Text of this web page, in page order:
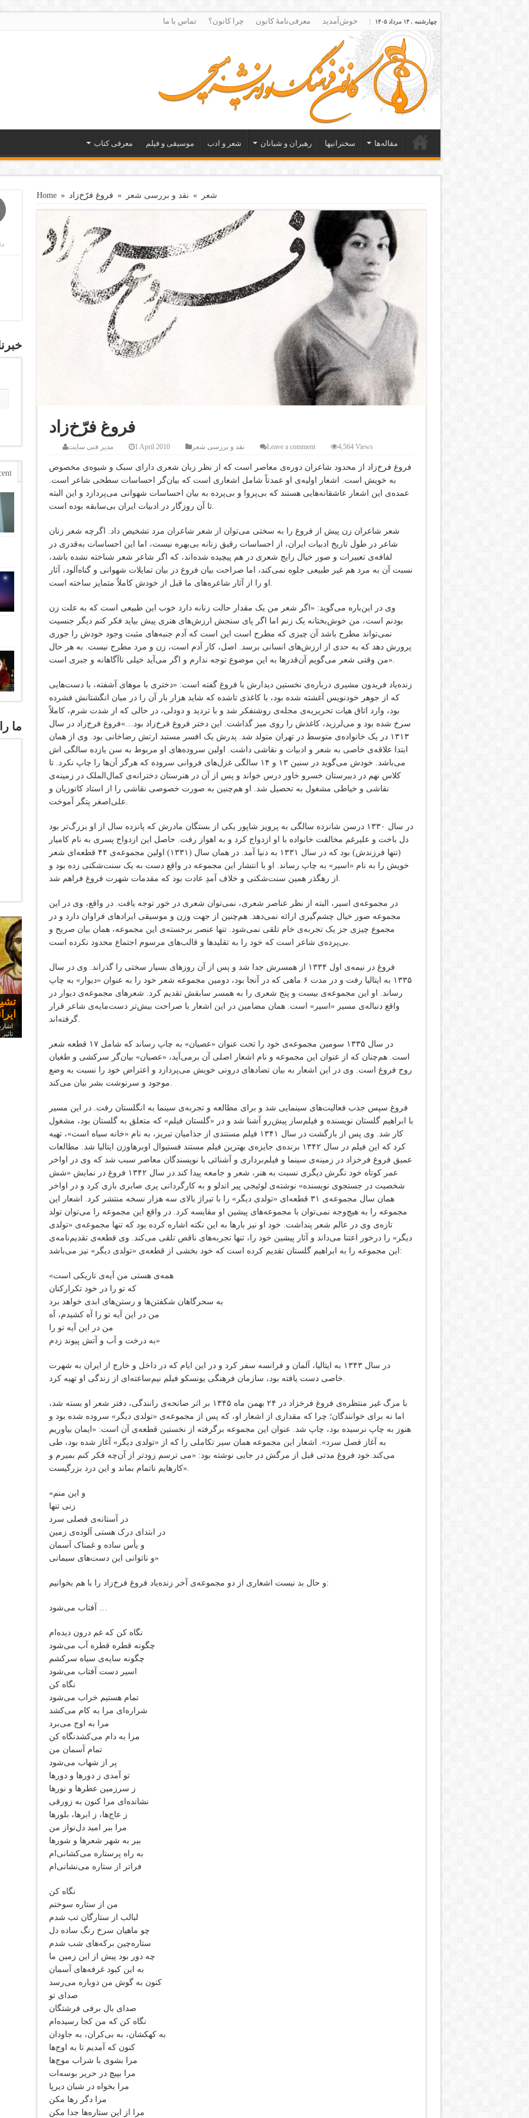
چهارشنبه , ۱۴ مرداد ۱۴۰۵ خوش‌آمدید معرفی‌نامۀ کانون چرا کانون؟ تماس با ما
مقاله‌ها سخنرانیها رهبران و شبانان شعر و ادب موسیقی و فیلم معرفی کتاب
Home » شعر » نقد و بررسی شعر » فروغ فرّخ‌زاد
فروغ فرّخ‌زاد
مدیر فنی سایت 1 April 2010 نقد و بررسی شعر Leave a comment 4,564 Views
فروغ فرخ‌زاد از محدود شاعران دوره‌ی معاصر است که از نظر زبان شعری دارای سبک و شیوه‌ی مخصوص
به خویش است. اشعار اولیه‌ی او عمدتاً شامل اشعاری است که بیان‌گر احساسات سطحی شاعر است.
عمده‌ی این اشعار عاشقانه‌هایی هستند که بی‌پروا و بی‌پرده به بیان احساسات شهوانی می‌پردازد و این البته
تا آن روزگار در ادبیات ایران بی‌سابقه بوده است.
شعر شاعران زن پیش از فروغ را به سختی می‌توان از شعر شاعران مرد تشخیص داد. اگرچه شعر زنان
شاعر در طول تاریخ ادبیات ایران، از احساسات رقیق زنانه بی‌بهره نیست، اما این احساسات به‌قدری در
لفافه‌ی تعبیرات و صور خیال رایج شعری در هم پیچیده شده‌اند، که اگر شاعر شعر شناخته نشده باشد،
نسبت آن به مرد هم غیر طبیعی جلوه نمی‌کند، اما صراحت بیان فروغ در بیان تمایلات شهوانی و گناه‌آلود، آثار
او را از آثار شاعره‌های ما قبل از خودش کاملاً متمایز ساخته است.
وی در این‌باره می‌گوید: «اگر شعر من یک مقدار حالت زنانه دارد خوب این طبیعی است که به علت زن
بودنم است، من خوش‌بختانه ‌یک زنم اما اگر پای سنجش ارزش‌های هنری پیش بیاید فکر کنم دیگر جنسیت
نمی‌تواند مطرح باشد آن چیزی که مطرح است این است که آدم جنبه‌های مثبت وجود خودش را جوری
پرورش دهد که به حدی از ارزش‌های انسانی برسد. اصل، کار آدم است، زن و مرد مطرح نیست. به هر حال
من وقتی شعر می‌گویم آن‌قدرها به این موضوع توجه ندارم و اگر می‌آید خیلی ناآگاهانه و جبری است».
زنده‌یاد فریدون مشیری درباره‌ی نخستین دیدارش با فروغ گفته است: «دختری با موهای آشفته، با دست‌هایی
که از جوهر خودنویس آغشته شده بود، با کاغذی تاشده که شاید هزار بار آن را در میان انگشتانش فشرده
بود، وارد اتاق هیات تحریریه‌ی مجله‌ی روشنفکر شد و با تردید و دودلی، در حالی که از شدت شرم، کاملاً
سرخ شده بود و می‌لرزید، کاغذش را روی میز گذاشت. این دختر فروغ فرخ‌زاد بود…»فروغ فرخ‌زاد در سال
١٣١٣ در یک خانواده‌ی متوسط در تهران متولد شد. پدرش یک افسر مستبد ارتش رضاخانی بود. وی از همان
ابتدا علاقه‌ی خاصی به شعر و ادبیات و نقاشی داشت. اولین سروده‌های او مربوط به سن یازده سالگی اش
می‌باشد. خودش می‌گوید در سنین ١٣ و ١۴ سالگی غزل‌های فروانی سروده که هرگز آن‌ها را چاپ نکرد. تا
کلاس نهم در دبیرستان خسرو خاور درس خواند و پس از آن در هنرستان دخترانه‌ی کمال‌الملک در زمینه‌ی
نقاشی و خیاطی مشغول به تحصیل شد. او هم‌چنین به صورت خصوصی نقاشی را از استاد کاتوزیان و
علی‌اصغر پتگر آموخت.
در سال ١٣٣٠ درسن شانزده‌ سالگی‌ به‌ پرویز شاپور یکی‌ از بستگان‌ مادرش‌ که‌ پانزده‌ سال‌ از او بزرگ‌تر بود
دل‌ باخت‌ و علیرغم‌ مخالفت‌ خانواده‌ با او ازدواج‌ کرد و به‌ اهواز رفت‌. حاصل این ازدواج پسری به نام کامیار
(تنها فرزندش) بود که در سال ١٣٣١ به دنیا آمد. در همان سال (١٣٣١) اولین مجموعه‌ی ۴۴ قطعه‌ای شعر
خویش را به نام «اسیر» به چاپ رساند. او با انتشار این مجموعه در واقع دست به‌ یک سنت‌شکنی زده بود و
از رهگذر همین سنت‌شکنی و خلاف آمدِ عادت بود که مقدمات شهرت فروغ فراهم شد.
در مجموعه‌ی اسیر، البته از نظر عناصر شعری، نمی‌توان شعری در خور توجه ‌یافت. در واقع، وی در این
مجموعه صور خیال چشم‌گیری ارائه نمی‌دهد. هم‌چنین از جهت وزن و موسیقی ایرادهای فراوان دارد و در
مجموع چیزی جز یک تجربه‌ی خام تلقی نمی‌شود. تنها عنصر برجسته‌ی این مجموعه، همان بیان صریح و
بی‌پرده‌ی‌ شاعر است که خود را به تقلیدها و قالب‌های مرسوم اجتماع محدود نکرده است.
فروغ در نیمه‌ی اول ١٣٣۴ از همسرش جدا شد و پس از آن روزهای بسیار سختی را گذراند. وی در سال
١٣٣۵ به ایتالیا ‌رفت و در مدت ۶ ماهی که در آنجا بود، دومین مجموعه شعر خود را به عنوان «دیوار» به چاپ
رساند. او این مجموعه‌ی بیست و پنج شعری را به همسر سابقش تقدیم کرد. شعرهای مجموعه‌ی دیوار در
واقع دنباله‌ی مسیر «اسیر» است. همان مضامین در این اشعار با صراحت بیش‌تر دست‌مایه‌ی شاعر قرار
گرفته‌اند.
در سال ١٣٣۵ سومین مجموعه‌ی خود را تحت عنوان «عصیان» به چاپ رساند که شامل ١٧ قطعه شعر
است. هم‌چنان که از عنوان این مجموعه و نام اشعار اصلی آن برمی‌آید، «عصیان» بیان‌گر سرکشی و طغیان
روح فروغ است. وی در این اشعار به بیان تضادهای درونی خویش می‌پردازد و اعتراض خود را نسبت به وضع
موجود و سرنوشت بشر بیان می‌کند.
فروغ‌ سپس‌ جذب‌ فعالیت‌های‌ سینمایی‌ شد و برای‌ مطالعه‌ و تجربه‌ی‌ سینما به‌ انگلستان‌ رفت‌. در این مسیر
با ابراهیم گلستان نویسنده و فیلم‌ساز پیش‌رو آشنا شد و در «گلستان فیلم» که متعلق به گلستان بود، مشغول
کار شد. وی‌ پس‌ از بازگشت‌ در سال‌ ١٣۴١ فیلم‌ مستندی‌ از جذامیان‌ تبریز، به نام‌ «خانه‌ سیاه‌ است‌»، تهیه‌
کرد که‌ این‌ فیلم‌ در سال‌ ١٣۴٢ برنده‌ی‌ جایزه‌‌ی بهترین‌ فیلم‌ مستند فستیوال‌ اوبرهاوزن‌ ایتالیا شد. مطالعات‌
عمیق‌ فروغ‌ فرخزاد در زمینه‌ی‌ سینما و فیلم‌برداری‌ و آشنائی‌ با نویسندگان‌ معاصر سبب‌ شد که‌ وی‌ در اواخر
عمر کوتاه‌ خود نگرش‌ دیگری‌ نسبت‌ به‌ هنر، شعر و جامعه‌ پیدا کند.در سال ١٣۴٢ فروغ در نمایش «شش
شخصیت در جستجوی نویسنده» نوشته‌ی لوئیجی پیر اندلو و به کارگردانی پری صابری بازی کرد و در اواخر
همان سال مجموعه‌ی ٣١ قطعه‌ای «تولدی دیگر» را با تیراژ بالای سه هزار نسخه منتشر کرد. اشعار این
مجموعه را به هیچ‌وجه نمی‌توان با مجموعه‌های پیشین او مقایسه کرد. در واقع این مجموعه را می‌توان تولد
تازه‌ی وی در عالم شعر پنداشت. خود او نیز بارها به این نکته اشاره کرده بود که تنها مجموعه‌ی «تولدی
دیگر» را درخور اعتنا می‌داند و آثار پیشین خود را، تنها تجربه‌های ناقص تلقی می‌کند. وی قطعه‌ی تقدیم‌نامه‌ی
این مجموعه را به ابراهیم گلستان تقدیم کرده ‌است که خود بخشی از قطعه‌ی «تولدی دیگر» نیز می‌باشد:
«همه‌ی هستی من آیه‌ی تاریکی است
که تو را در خود تکرارکنان
به سحرگاهان شکفتن‌ها و رستن‌های ابدی خواهد برد
من در این آیه تو را آه کشیدم، آه
من در این آیه تو را
به درخت و آب و آتش پیوند زدم»
در سال‌ ١٣۴٣ به‌ ایتالیا، آلمان‌ و فرانسه‌ سفر کرد و در این‌ ایام‌ که‌ در داخل‌ و خارج‌ از ایران‌ به‌ شهرت‌
خاصی‌ دست‌ یافته‌ بود، سازمان‌ فرهنگی‌ یونسکو فیلم‌ نیم‌‌ساعته‌ای‌ از زندگی‌ او تهیه‌ کرد.
با مرگ غیر منتظره‌ی فروغ فرخزاد در ٢۴ بهمن ماه ١٣۴۵ بر اثر صانحه‌ی رانندگی، دفتر شعر او بسته شد،
اما نه برای خوانندگان؛ چرا که مقداری از اشعار او، که پس از مجموعه‌ی «تولدی دیگر» سروده شده بود و
هنوز به چاپ نرسیده بود، چاپ شد. عنوان این مجموعه برگرفته از نخستین قطعه‌ی آن است: «ایمان بیاوریم
به آغاز فصل سرد». اشعار این مجموعه همان سیر تکاملی را که از «تولدی دیگر» آغاز شده بود، طی
می‌کند.خود فروغ مدتی قبل از مرگش در جایی نوشته بود: «می ترسم زودتر از آن‌چه فکر کنم بمیرم و
کارهایم ناتمام بماند و این درد بزرگیست».
«و این منم
زنی تنها
در آستانه‌ی فصلی سرد
در ابتدای درک هستی آلوده‌ی زمین
و یأس ساده و غمناک آسمان
و ناتوانی این دست‌های سیمانی»
و حال بد نیست اشعاری از دو مجموعه‌ی آخر زنده‌یاد فروغ فرخ‌زاد را با هم بخوانیم:
آفتاب می‌شود …
نگاه کن که غم درون دیده‌ام
چگونه قطره قطره آب می‌شود
چگونه سایه‌ی سیاه سرکشم
اسیر دست آفتاب می‌شود
نگاه کن
تمام هستیم خراب می‌شود
شراره‌ای مرا به کام می‌کشد
مرا به اوج می‌برد
مرا به دام می‌کشدنگاه کن
تمام آسمان من
پر از شهاب می‌شود
تو آمدی ز دورها و دورها
ز سرزمین عطرها و نورها
نشانده‌ای مرا کنون به زورقی
ز عاج‌ها، ز ابرها، بلورها
مرا ببر امید دل‌نواز من
ببر به شهر شعرها و شورها
به راه پرستاره می‌کشانی‌ام
فراتر از ستاره می‌نشانی‌ام
نگاه کن
من از ستاره سوختم
لبالب از ستارگان تب شدم
چو ماهیان سرخ رنگ ساده دل
ستاره‌چین برکه‌های شب شدم
چه دور بود پیش از این زمین ما
به این کبود غرفه‌های آسمان
کنون به گوش من دوباره می‌رسد
صدای تو
صدای بال برفی فرشتگان
نگاه کن که من کجا رسیده‌ام
به کهکشان، به بی‌کران، به جاودان
کنون که آمدیم تا به اوج‌ها
مرا بشوی با شراب موج‌ها
مرا بپیچ در حریر بوسه‌ات
مرا بخواه در شبان دیرپا
مرا دگر رها مکن
مرا از این ستاره‌ها جدا مکن
ما